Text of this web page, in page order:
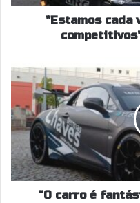
Rodrigues
"Estamos cada
carro
fantástico
de
conduzir",
Luís
Delgado
“O carro é